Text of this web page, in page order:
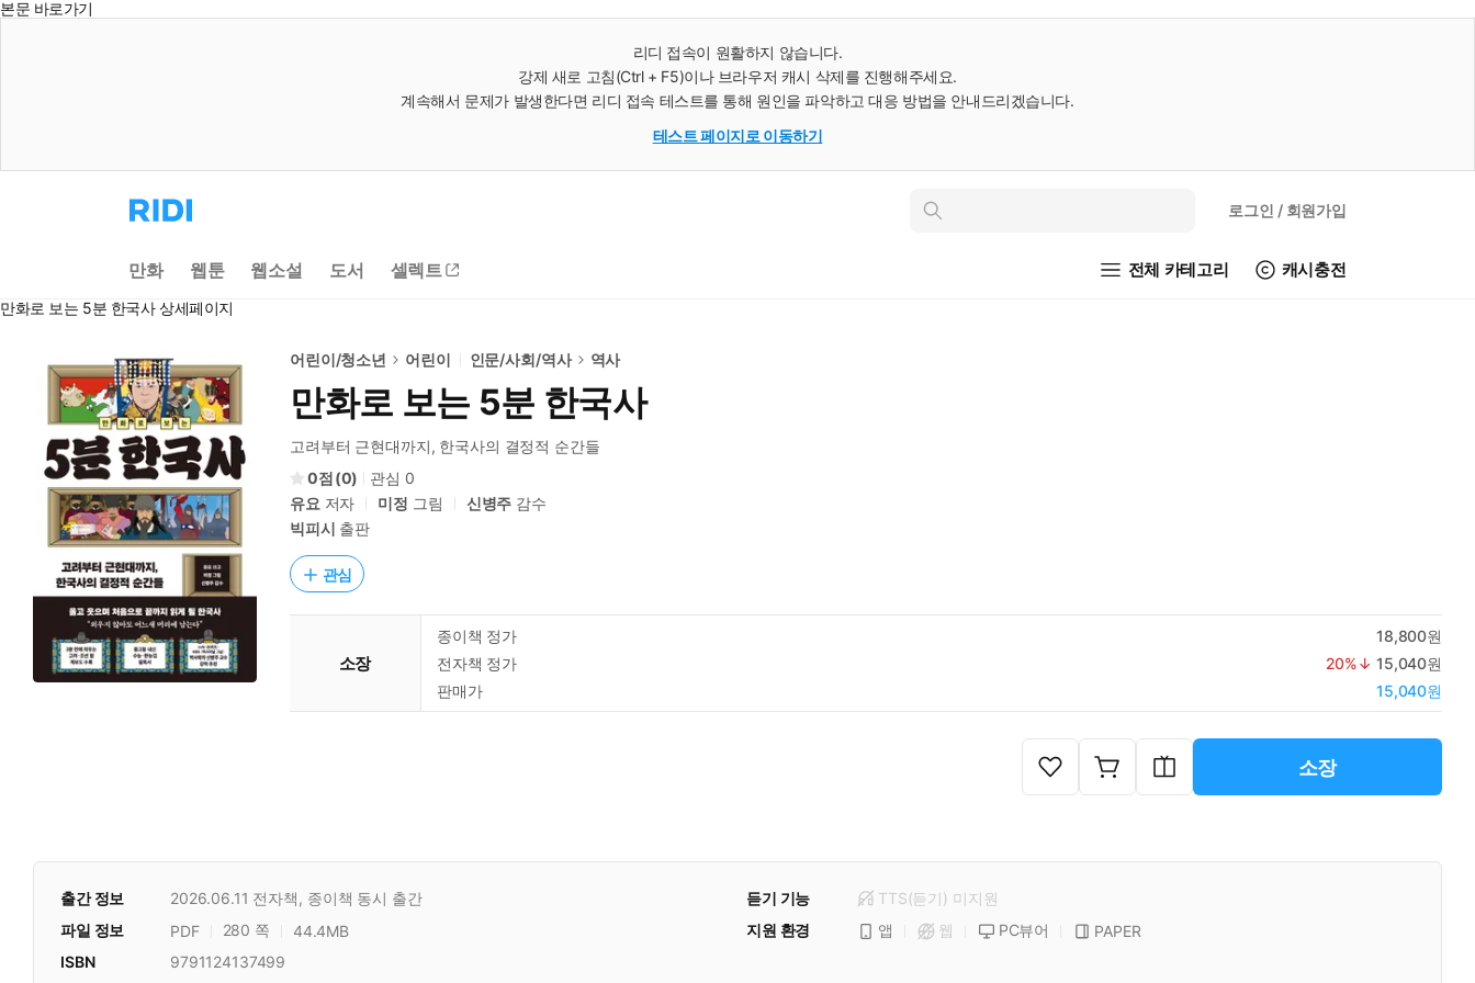
본문 바로가기
리디 접속이 원활하지 않습니다.
강제 새로 고침(Ctrl + F5)이나 브라우저 캐시 삭제를 진행해주세요.
계속해서 문제가 발생한다면 리디 접속 테스트를 통해 원인을 파악하고 대응 방법을 안내드리겠습니다.
테스트 페이지로 이동하기
리
디
으
로
동
인
로그인 / 회원가입
만화 웹툰 웹소설 도서 셀렉트 전체 카테고리 캐시충전
만화로 보는 5분 한국사 상세페이지
어린이/청소년 어린이 인문/사회/역사 역사
만화로 보는 5분 한국사
고려부터 근현대까지, 한국사의 결정적 순간들
0
(0) 관심 0
유요 저자 미정 그림 신병주 감수
빅피시 출판
관심
소장
종이책 정가
18,800원
전자책 정가
20%↓ 15,040원
판매가
15,040원
소장
출간 정보 2026.06.11 전자책, 종이책 동시 출간 듣기 기능 TTS(듣기) 미지원
파일 정보
PDF 280 쪽 44.4MB 지원 환경 앱 웹 PC뷰어
PAPER
ISBN
9791124137499